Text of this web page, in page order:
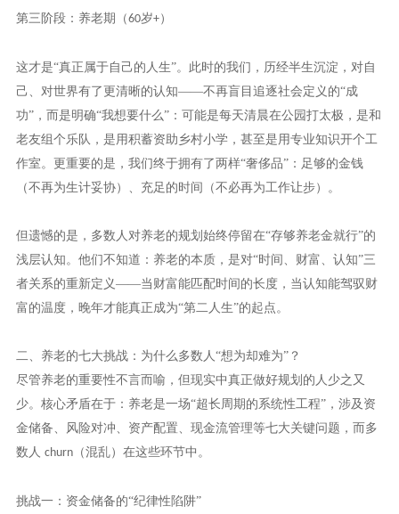
第三阶段：养老期（60岁+）
这才是“真正属于自己的人生”。此时的我们，历经半生沉淀，对自
己、对世界有了更清晰的认知——不再盲目追逐社会定义的“成
功”，而是明确“我想要什么”：可能是每天清晨在公园打太极，是和
老友组个乐队，是用积蓄资助乡村小学，甚至是用专业知识开个工
作室。更重要的是，我们终于拥有了两样“奢侈品”：足够的金钱
（不再为生计妥协）、充足的时间（不必再为工作让步）。
但遗憾的是，多数人对养老的规划始终停留在“存够养老金就行”的
浅层认知。他们不知道：养老的本质，是对“时间、财富、认知”三
者关系的重新定义——当财富能匹配时间的长度，当认知能驾驭财
富的温度，晚年才能真正成为“第二人生”的起点。
二、养老的七大挑战：为什么多数人“想为却难为”？
尽管养老的重要性不言而喻，但现实中真正做好规划的人少之又
少。核心矛盾在于：养老是一场“超长周期的系统性工程”，涉及资
金储备、风险对冲、资产配置、现金流管理等七大关键问题，而多
数人 churn（混乱）在这些环节中。
挑战一：资金储备的“纪律性陷阱”